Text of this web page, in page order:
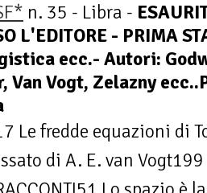
n. 35 - Libra -
L'EDITORE - PRIMA
ecc.- Autori:
Van Vogt, Zelazny
Le fredde equazioni di
di A. E. van